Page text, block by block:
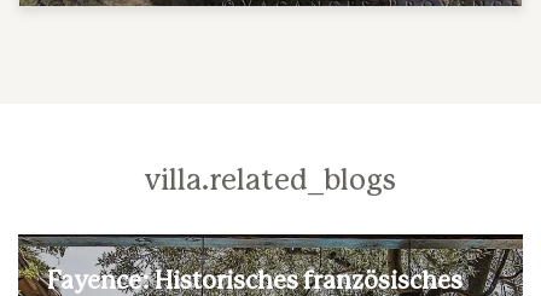
villa.related_blogs
Fayence: Historisches französisches